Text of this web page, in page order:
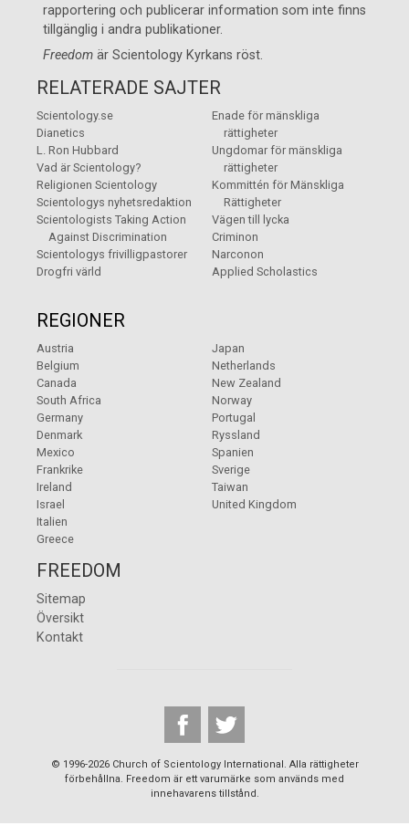
rapportering och publicerar information som inte finns
tillgänglig i andra publikationer.
Freedom ärScientology Kyrkans röst.
RELATERADE SAJTER
Scientology.se
Dianetics
L. Ron Hubbard
Vad är Scientology?
Religionen Scientology
Scientologys nyhetsredaktion
Scientologists Taking Action
Against Discrimination
Scientologys frivilligpastorer
Drogfri värld
Enade för mänskliga
rättigheter
Ungdomar för mänskliga
rättigheter
Kommittén för Mänskliga
Rättigheter
Vägen till lycka
Criminon
Narconon
Applied Scholastics
REGIONER
Austria
Belgium
Canada
South Africa
Germany
Denmark
Mexico
Frankrike
Ireland
Israel
Italien
Greece
Japan
Netherlands
New Zealand
Norway
Portugal
Ryssland
Spanien
Sverige
Taiwan
United Kingdom
FREEDOM
Sitemap
Översikt
Kontakt
© 1996-2026 Church of Scientology International. Alla rättigheter
förbehållna. Freedom är ett varumärke som används med
innehavarens tillstånd.